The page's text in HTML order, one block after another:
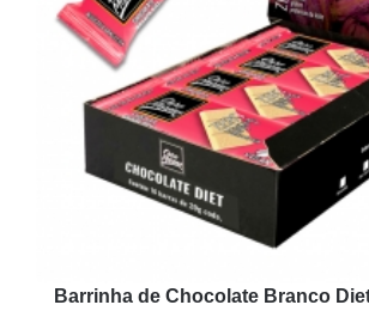
Barrinha de Chocolate Branco